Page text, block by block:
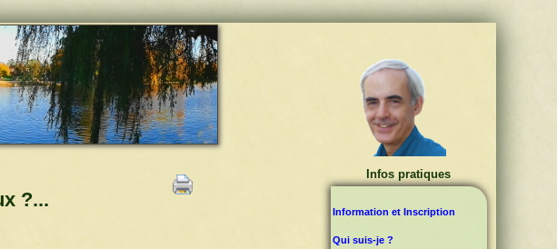
?...
Infos pratiques
Information et Inscription
Qui suis-je ?